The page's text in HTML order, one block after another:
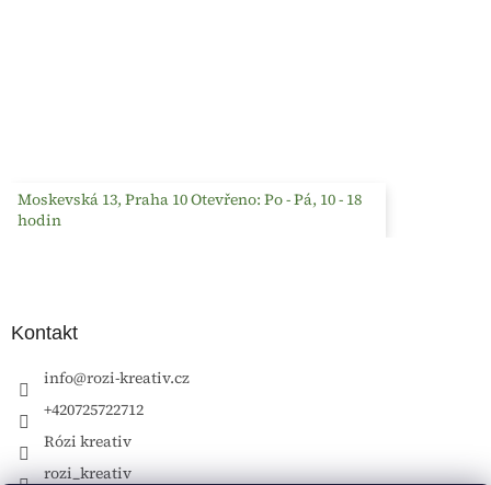
Moskevská 13, Praha 10 Otevřeno: Po - Pá, 10 - 18
hodin
Kontakt
info@rozi-kreativ.cz
+420725722712
Rózi kreativ
rozi_kreativ